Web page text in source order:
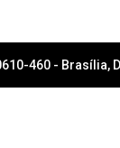
460 - Brasília,